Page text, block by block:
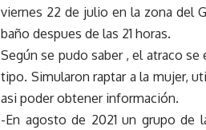
viernes 22 de julio en la zona del
baño despues de las 21 horas.
Según se pudo saber , el atraco
tipo. Simularon raptar a la mujer,
asi poder obtener información.
-En agosto de 2021 un grupo de